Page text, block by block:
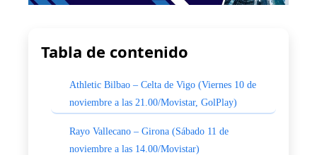
Tabla de contenido
Athletic Bilbao – Celta de Vigo (Viernes 10 de
noviembre a las 21.00/Movistar, GolPlay)
Rayo Vallecano – Girona (Sábado 11 de
noviembre a las 14.00/Movistar)